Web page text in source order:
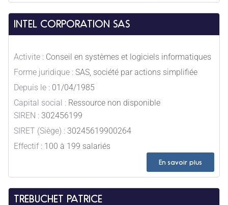
INTEL CORPORATION SAS
Activite : Conseil en systèmes et logiciels informatiques
Forme juridique : SAS, société par actions simplifiée
Depuis le : 01/04/1985
Capital social : Ressource non disponible
SIREN : 302456199
SIRET (Siège) : 30245619900264
Effectif : 100 à 199 salariés
En savoir plus
TREBUCHET PATRICE